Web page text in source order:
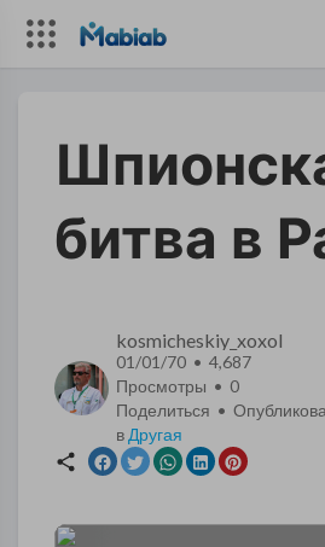
битва в
kosmicheskiy_xoxol
01/01/70 • 4,687
Просмотры • 0
Поделиться •
в Другая